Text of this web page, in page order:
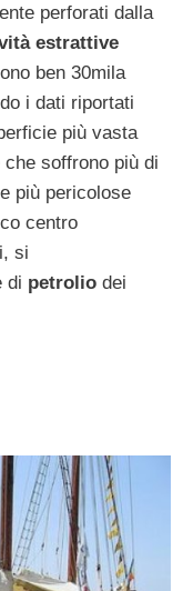
perforati dalla
estrattive
ben 30mila
i dati riportati
più vasta
soffrono più di
più pericolose
centro
si
di petrolio dei